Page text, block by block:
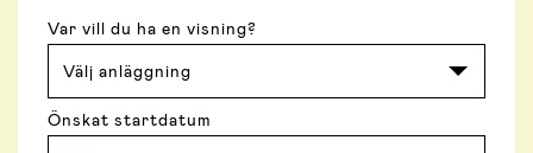
Var vill du ha en visning?
Önskat startdatum